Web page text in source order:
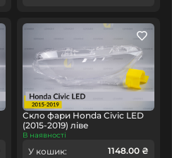
Скло фари Honda Civic LED
(2015-2019) ліве
В наявності
У кошик: 1148.00 ₴